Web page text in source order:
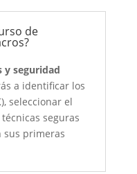
de
y seguridad
a identificar los
seleccionar el
seguras
sus primeras